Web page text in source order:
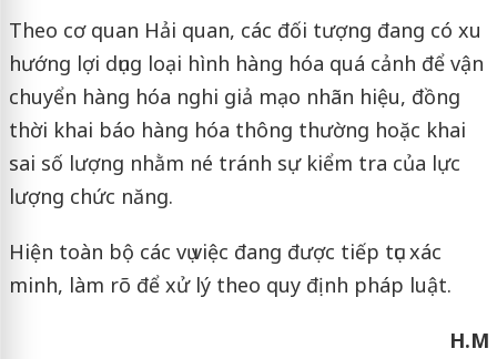
Theo cơ quan Hải quan, các đối tượng đang có xu
hướng lợi dụng loại hình hàng hóa quá cảnh để vận
chuyển hàng hóa nghi giả mạo nhãn hiệu, đồng
thời khai báo hàng hóa thông thường hoặc khai
sai số lượng nhằm né tránh sự kiểm tra của lực
lượng chức năng.
Hiện toàn bộ các vụ việc đang được tiếp tục xác
minh, làm rõ để xử lý theo quy định pháp luật.
H.M